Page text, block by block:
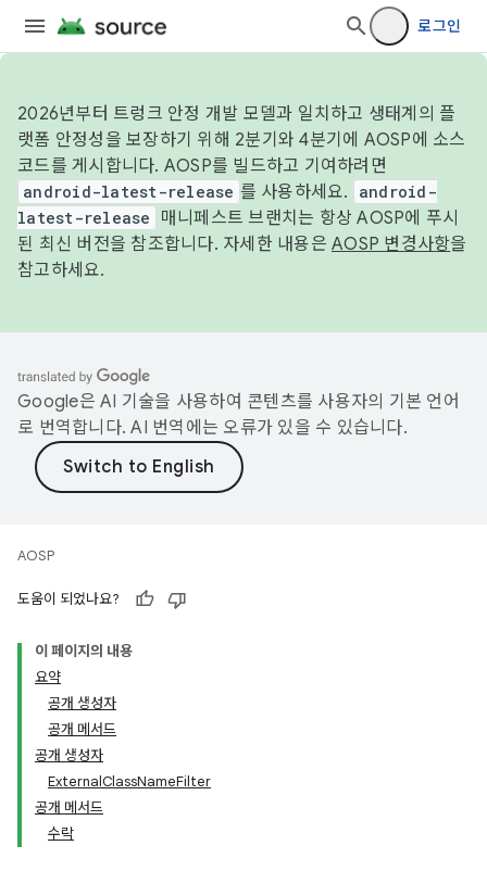
로그인
2026년부터 트렁크 안정 개발 모델과 일치하고 생태계의 플
랫폼 안정성을 보장하기 위해 2분기와 4분기에 AOSP에 소스
코드를 게시합니다. AOSP를 빌드하고 기여하려면
android-latest-release 를 사용하세요.
android-
latest-release
매니페스트 브랜치는 항상 AOSP에 푸시
된 최신 버전을 참조합니다. 자세한 내용은 AOSP 변경사항을
참고하세요.
Google은 AI 기술을 사용하여 콘텐츠를 사용자의 기본 언어
로 번역합니다. AI 번역에는 오류가 있을 수 있습니다.
AOSP
도움이 되었나요?
이 페이지의 내용
요약
공개 생성자
공개 메서드
공개 생성자
ExternalClassNameFilter
공개 메서드
수락